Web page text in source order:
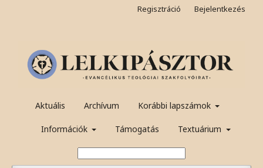
Aktuális Archívum Korábbi lapszámok
Információk Támogatás Textuárium
Regisztráció Bejelentkezés